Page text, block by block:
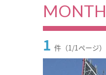
1 件（1/1ページ）